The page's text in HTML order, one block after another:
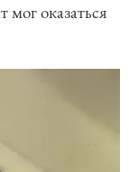
мог оказаться